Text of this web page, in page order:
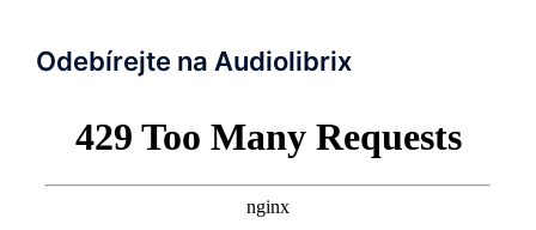
Odebírejte na Audiolibrix